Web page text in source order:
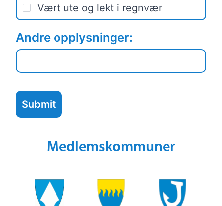
Vært ute og lekt i regnvær
Andre opplysninger:
Submit
Medlemskommuner